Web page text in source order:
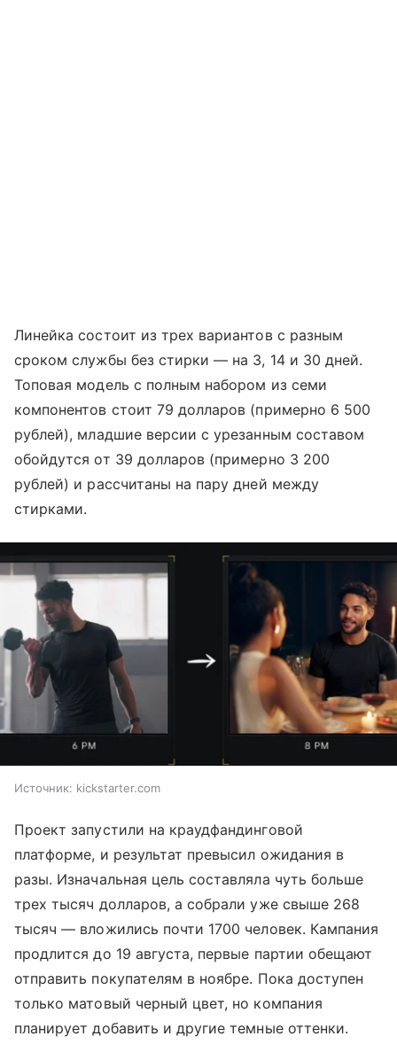
Линейка состоит из трех вариантов с разным
сроком службы без стирки — на 3, 14 и 30 дней.
Топовая модель с полным набором из семи
компонентов стоит 79 долларов (примерно 6 500
рублей), младшие версии с урезанным составом
обойдутся от 39 долларов (примерно 3 200
рублей) и рассчитаны на пару дней между
стирками.
Источник: kickstarter.com
Проект запустили на краудфандинговой
платформе, и результат превысил ожидания в
разы. Изначальная цель составляла чуть больше
трех тысяч долларов, а собрали уже свыше 268
тысяч — вложились почти 1700 человек. Кампания
продлится до 19 августа, первые партии обещают
отправить покупателям в ноябре. Пока доступен
только матовый черный цвет, но компания
планирует добавить и другие темные оттенки.